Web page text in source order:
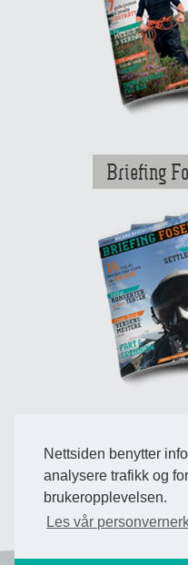
Nettsiden benytter
analysere trafikk og
brukeropplevelsen.
Les vår
Briefing